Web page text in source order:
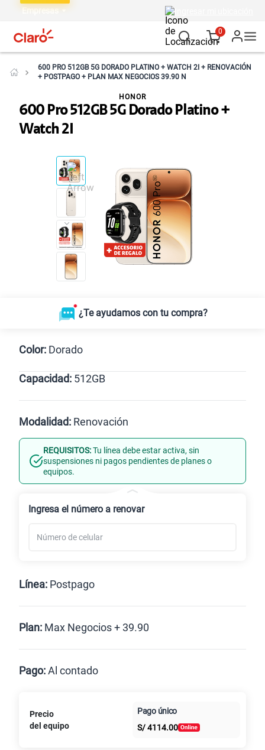
Empresas
0
600 PRO 512GB 5G DORADO PLATINO + WATCH 2I + RENOVACIÓN
+ POSTPAGO + PLAN MAX NEGOCIOS 39.90 N
600 Pro 512GB 5G Dorado Platino +
Watch 2I
HONOR
¿Te ayudamos con tu compra?
Color: Dorado
Dorado
Capacidad: 512GB
512GB
Modalidad: Renovación
Línea Nueva Portabilidad
REQUISITOS:Tu línea debe estar activa, sin
suspensiones ni pagos pendientes de planes o
equipos.
Ingresa el número a renovar
Línea: Postpago
Postpago
Plan: Max Negocios + 39.90
10GBen alta velocidad
S/
Pago:Al contado
Al contado Cuotas Claro
intereses
Precio
del equipo
Pago único
S/4114.00